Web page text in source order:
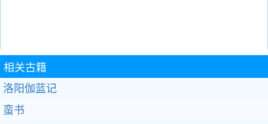
相关古籍
洛阳伽蓝记
蛮书